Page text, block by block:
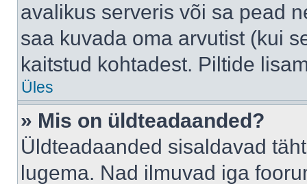
avalikus serveris või sa pead
saa kuvada oma arvutist (kui
kaitstud kohtadest. Piltide
Üles
» Mis on üldteadaanded?
Üldteadaanded sisaldavad
lugema. Nad ilmuvad iga